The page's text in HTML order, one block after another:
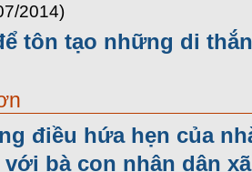
2014)
tôn tạo những di
điều hứa hẹn của
bà con nhân dân